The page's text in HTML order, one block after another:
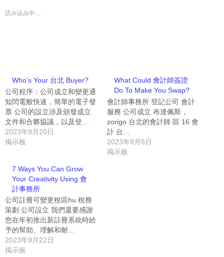
読み込み中…
Who's Your 台北 Buyer?
公司程序：公司成立和變更通
知閃電般快速，簡單的電子發
票 公司的設立涉及頒發成立
文件和合夥協議，以及登…
2023年9月20日
掲示板
What Could 會計師簽證
Do To Make You Swap?
會計師事務所 登記公司 會計
服務 公司成立 布達佩斯，
zorigo 台北的會計師 區 16 會
計 台…
2023年9月5日
掲示板
7 Ways You Can Grow
Your Creativity Using 會
計事務所
公司註冊可變更稅區hu 稅務
策劃 公司設立 我們還要感謝
您在年初推出新註冊系統時給
予的幫助、理解和耐…
2023年9月22日
掲示板